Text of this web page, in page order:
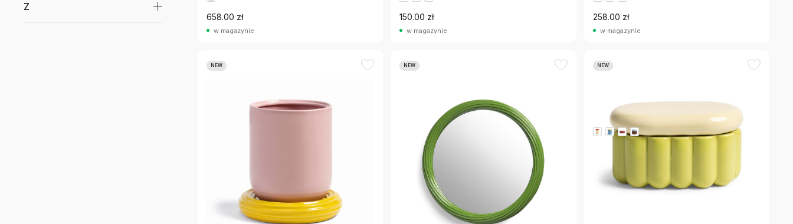
Z
658.00 zł
w magazynie
150.00 zł
w magazynie
258.00 zł
w magazynie
NEW NEW NEW
Pojemnik Do Przechowywania Charlo
Jasnozielony &K Amsterdam